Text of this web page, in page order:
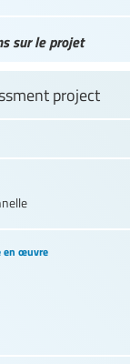
sur le projet
project
en œuvre